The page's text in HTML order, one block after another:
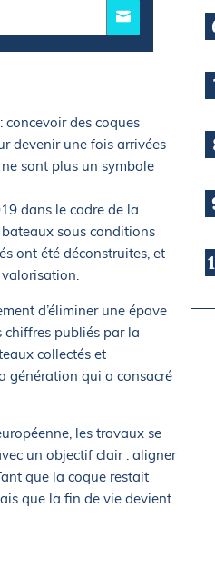
des coques
devenir une fois arrivées
sont plus un symbole
dans le cadre de la
sous conditions
ont été déconstruites, et
d’éliminer une épave
chiffres publiés par la
collectés et
génération qui a consacré
les travaux se
un objectif clair : aligner
que la coque restait
que la fin de vie devient